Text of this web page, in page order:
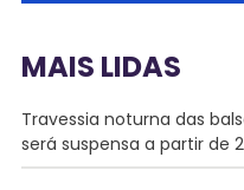
MAIS LIDAS
Travessia noturna das
será suspensa a partir de